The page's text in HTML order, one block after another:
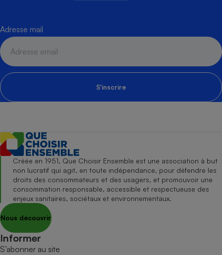
Adresse mail
S'inscrire
Créée en 1951, Que Choisir Ensemble est une association à but
non lucratif qui agit, en toute indépendance, pour défendre les
droits des consommateurs et des usagers, et promouvoir une
consommation responsable, accessible et respectueuse des
enjeux sanitaires, sociétaux et environnementaux.
Nous découvrir
Informer
S’abonner au site